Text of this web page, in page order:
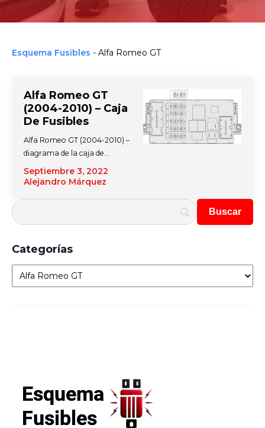
Esquema Fusibles - Alfa Romeo GT
Alfa Romeo GT
(2004-2010) – Caja
De Fusibles
Septiembre 3, 2022
Alejandro Márquez
Alfa Romeo GT (2004-2010) –
diagrama de la caja de…
Categorías
Categorías